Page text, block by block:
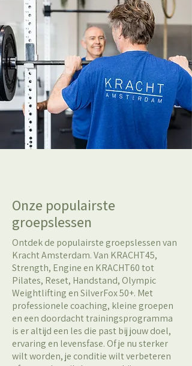
Onze populairste
groepslessen
Ontdek de populairste groepslessen van
Kracht Amsterdam. Van KRACHT45,
Strength, Engine en KRACHT60 tot
Pilates, Reset, Handstand, Olympic
Weightlifting en SilverFox 50+. Met
professionele coaching, kleine groepen
en een doordacht trainingsprogramma
is er altijd een les die past bij jouw doel,
ervaring en levensfase. Of je nu sterker
wilt worden, je conditie wilt verbeteren